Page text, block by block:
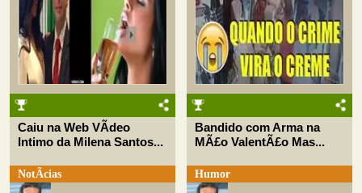
Caiu na Web VÃ­deo
Intimo da Milena Santos...
NotÃ­cias
Bandido com Arma na
MÃ£o ValentÃ£o Mas...
Humor